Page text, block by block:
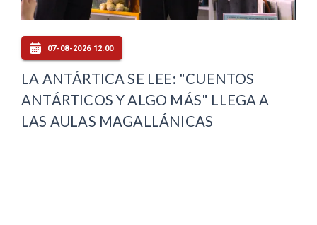
07-08-2026 12:00
LA ANTÁRTICA SE LEE: "CUENTOS
ANTÁRTICOS Y ALGO MÁS" LLEGA A
LAS AULAS MAGALLÁNICAS